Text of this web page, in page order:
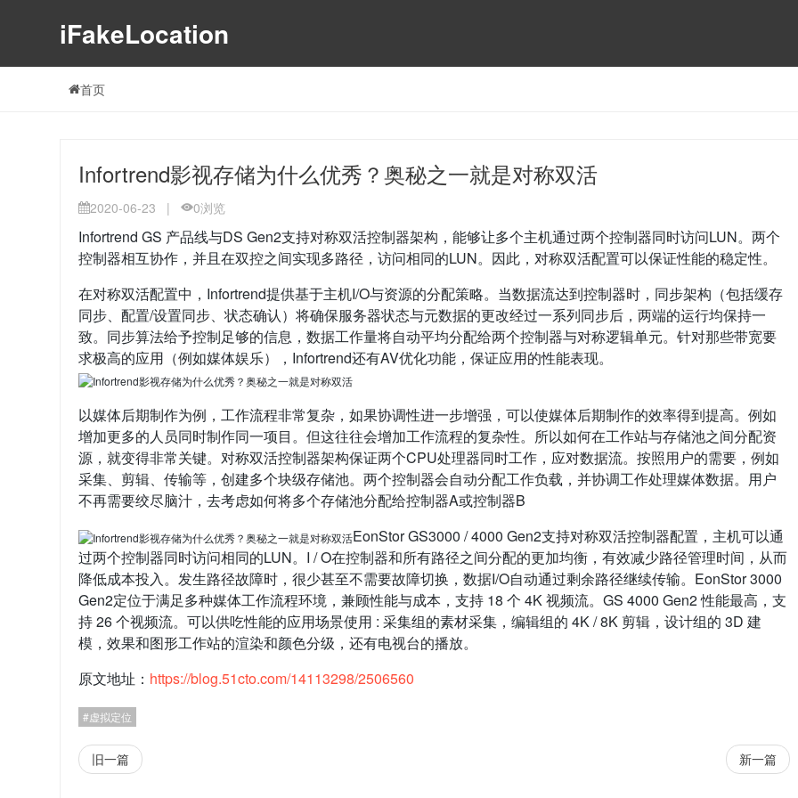
iFakeLocation
首页
Infortrend影视存储为什么优秀？奥秘之一就是对称双活
2020-06-23 | 0浏览
Infortrend GS 产品线与DS Gen2支持对称双活控制器架构，能够让多个主机通过两个控制器同时访问LUN。两个
控制器相互协作，并且在双控之间实现多路径，访问相同的LUN。因此，对称双活配置可以保证性能的稳定性。
在对称双活配置中，Infortrend提供基于主机I/O与资源的分配策略。当数据流达到控制器时，同步架构（包括缓存
同步、配置/设置同步、状态确认）将确保服务器状态与元数据的更改经过一系列同步后，两端的运行均保持一
致。同步算法给予控制足够的信息，数据工作量将自动平均分配给两个控制器与对称逻辑单元。针对那些带宽要
求极高的应用（例如媒体娱乐），Infortrend还有AV优化功能，保证应用的性能表现。
以媒体后期制作为例，工作流程非常复杂，如果协调性进一步增强，可以使媒体后期制作的效率得到提高。例如
增加更多的人员同时制作同一项目。但这往往会增加工作流程的复杂性。所以如何在工作站与存储池之间分配资
源，就变得非常关键。对称双活控制器架构保证两个CPU处理器同时工作，应对数据流。按照用户的需要，例如
采集、剪辑、传输等，创建多个块级存储池。两个控制器会自动分配工作负载，并协调工作处理媒体数据。用户
不再需要绞尽脑汁，去考虑如何将多个存储池分配给控制器A或控制器B
EonStor GS3000 / 4000 Gen2支持对称双活控制器配置，主机可以通
过两个控制器同时访问相同的LUN。I / O在控制器和所有路径之间分配的更加均衡，有效减少路径管理时间，从而
降低成本投入。发生路径故障时，很少甚至不需要故障切换，数据I/O自动通过剩余路径继续传输。EonStor 3000
Gen2定位于满足多种媒体工作流程环境，兼顾性能与成本，支持 18 个 4K 视频流。GS 4000 Gen2 性能最高，支
持 26 个视频流。可以供吃性能的应用场景使用 : 采集组的素材采集，编辑组的 4K / 8K 剪辑，设计组的 3D 建
模，效果和图形工作站的渲染和颜色分级，还有电视台的播放。
原文地址： https://blog.51cto.com/14113298/2506560
虚拟定位
旧一篇 新一篇